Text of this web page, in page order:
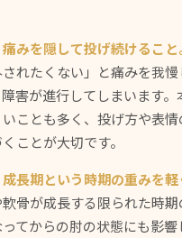
みを隠して投げ続けること
れたくない」と痛みを我
害が進行してしまいます。
ことも多く、投げ方や表
ことが大切です。
長期という時期の重みを軽
骨が成長する限られた時期
てからの肘の状態にも影響